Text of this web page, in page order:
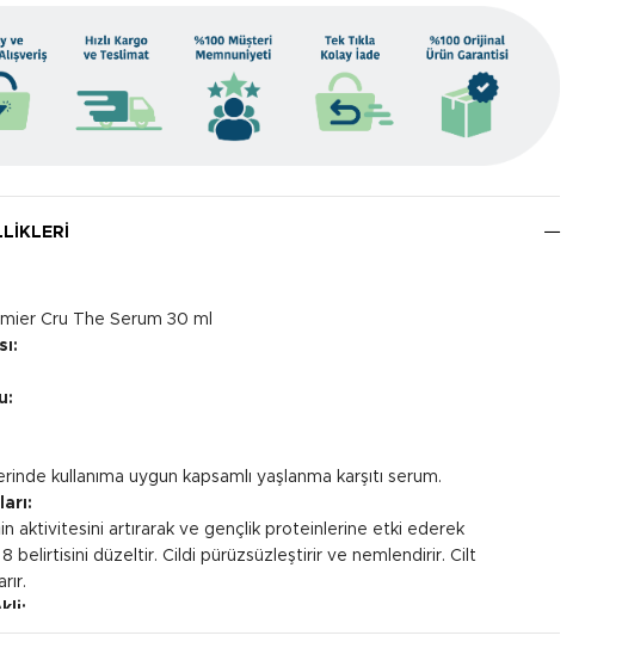
Cru The Serum 30 ml
kullanıma uygun kapsamlı yaşlanma karşıtı serum.
aktivitesini artırarak ve gençlik proteinlerine etki ederek
8 belirtisini düzeltir. Cildi pürüzsüzleştirir ve nemlendirir. Cilt
kremden önce yüz, boyun ve dekolte bölgesine uygulanır.